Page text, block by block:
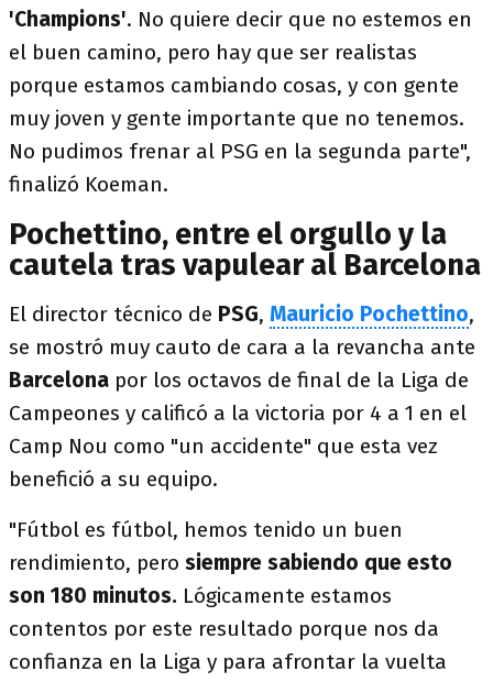
'Champions'. No quiere decir que no estemos en
el buen camino, pero hay que ser realistas
porque estamos cambiando cosas, y con gente
muy joven y gente importante que no tenemos.
No pudimos frenar al PSG en la segunda parte",
finalizó Koeman.
Pochettino, entre el orgullo y la
cautela tras vapulear al Barcelona
El director técnico de PSG, Mauricio Pochettino,
se mostró muy cauto de cara a la revancha ante
Barcelona por los octavos de final de la Liga de
Campeones y calificó a la victoria por 4 a 1 en el
Camp Nou como "un accidente" que esta vez
benefició a su equipo.
"Fútbol es fútbol, hemos tenido un buen
rendimiento, pero siempre sabiendo que esto
son 180 minutos. Lógicamente estamos
contentos por este resultado porque nos da
confianza en la Liga y para afrontar la vuelta